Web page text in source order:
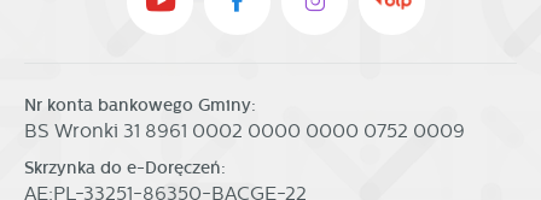
Nr konta bankowego Gminy:
BS Wronki 31 8961 0002 0000 0000 0752 0009
Skrzynka do e-Doręczeń:
AE:PL-33251-86350-BACGE-22